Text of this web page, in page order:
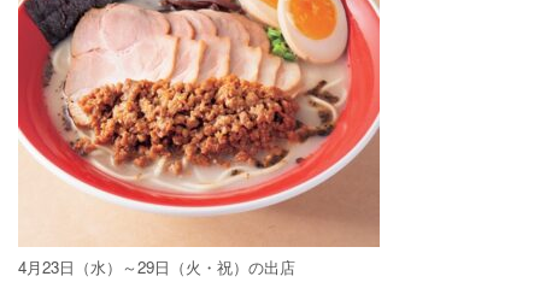
4月23日（水）～29日（火・祝）の出店